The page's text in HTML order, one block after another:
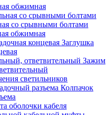
обжимная
со срывными болтами
обжимная
Заглушка
Зажим
светильников
Колпачок
оболочки кабеля